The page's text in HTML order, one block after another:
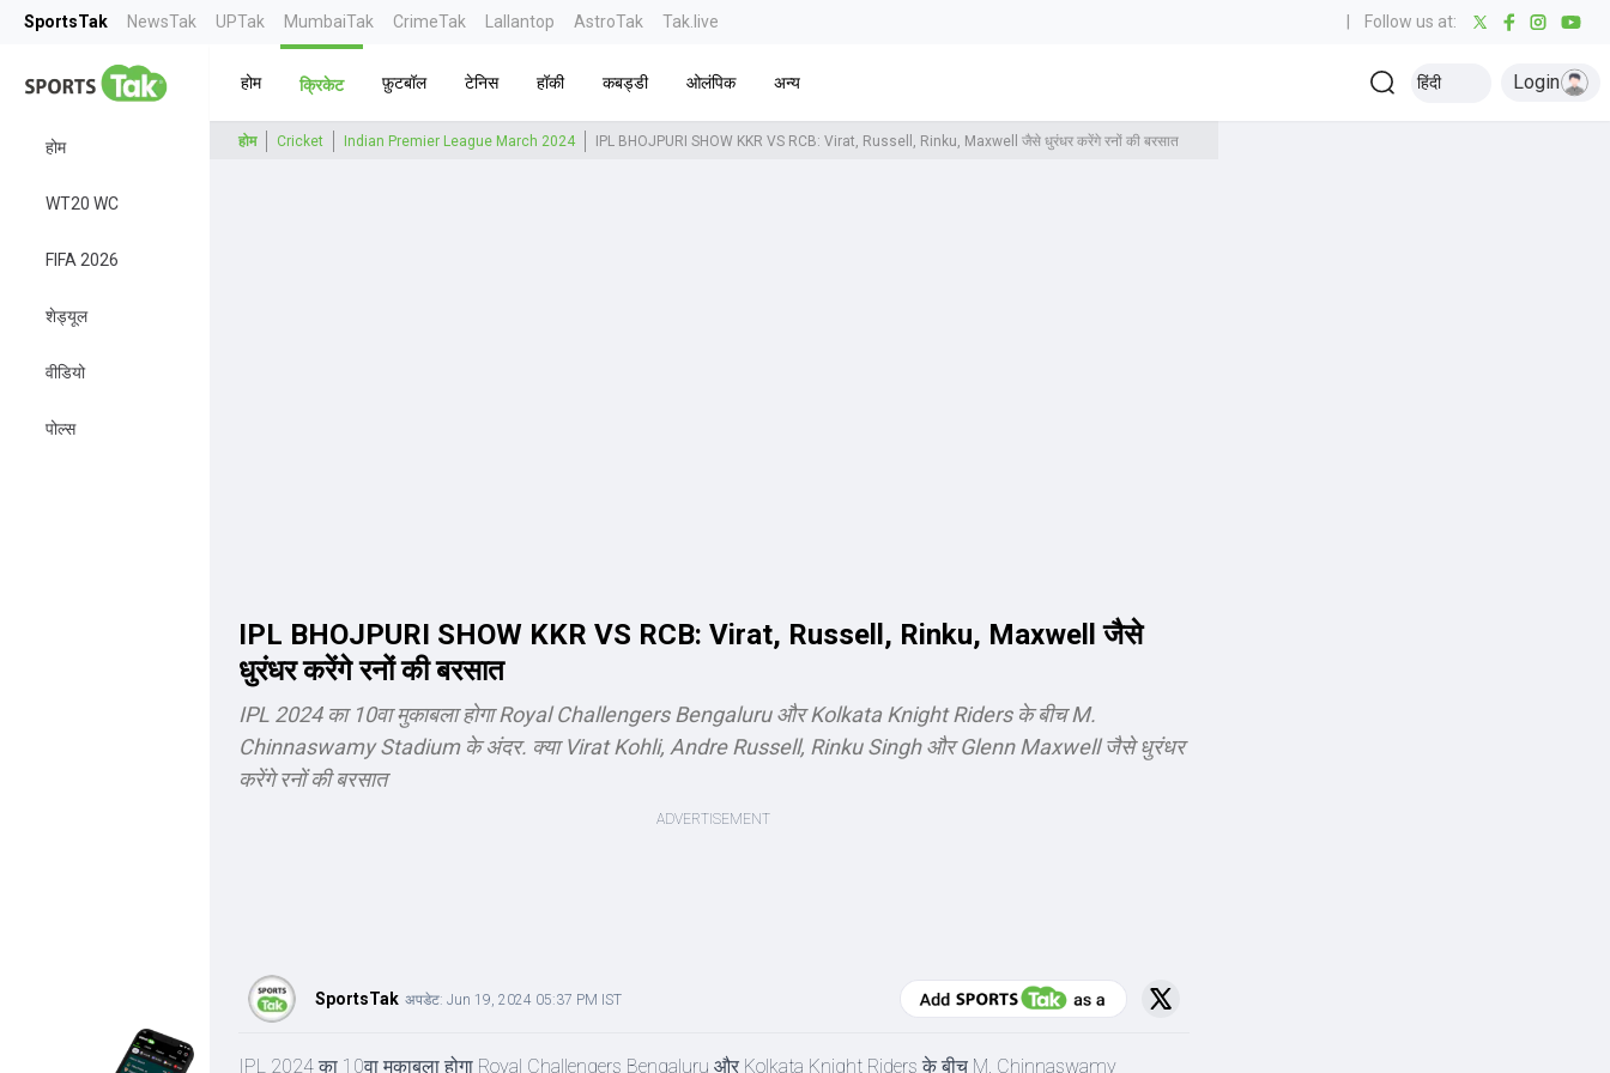
SportsTak NewsTak UPTak MumbaiTak CrimeTak Lallantop AstroTak Tak.live Follow us at:
होम
WT20 WC
FIFA 2026
शेड्यूल
वीडियो
पोल्स
होम क्रिकेट फ़ुटबॉल टेनिस हॉकी कबड्डी ओलंपिक अन्य हिंदी Login
होम Cricket Indian Premier League March 2024 IPL BHOJPURI SHOW KKR VS RCB: Virat, Russell, Rinku, Maxwell जैसे धुरंधर करेंगे रनों की बरसात
IPL BHOJPURI SHOW KKR VS RCB: Virat, Russell, Rinku, Maxwell जैसे
धुरंधर करेंगे रनों की बरसात
IPL 2024 का 10वा मुकाबला होगा Royal Challengers Bengaluru और Kolkata Knight Riders के बीच M.
Chinnaswamy Stadium के अंदर. क्या Virat Kohli, Andre Russell, Rinku Singh और Glenn Maxwell जैसे धुरंधर
करेंगे रनों की बरसात
SportsTak अपडेट: Jun 19, 2024 05:37 PM IST
IPL 2024 का 10वा मुकाबला होगा Royal Challengers Bengaluru और Kolkata Knight Riders के बीच M. Chinnaswamy